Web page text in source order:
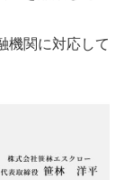
機関に対応して